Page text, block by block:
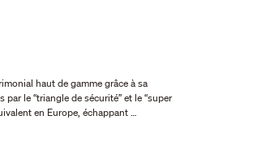
le “triangle de sécurité” et le “super
en Europe, échappant …